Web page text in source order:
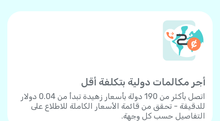
أجر مكالمات دولية بتكلفة أقل
اتصل بأكثر من 190 دولة بأسعار زهيدة تبدأ من 0.04 دولار
للدقيقة - تحقق من قائمة الأسعار الكاملة للاطلاع على
التفاصيل حسب كل وجهة.